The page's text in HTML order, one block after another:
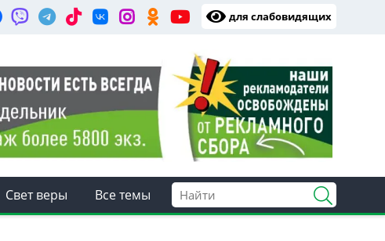
для слабовидящих
Свет веры Все темы